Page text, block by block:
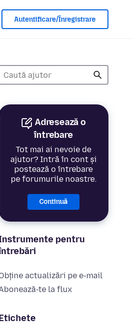
Autentificare/Înregistrare
Adresează o
întrebare
Tot mai ai nevoie de
ajutor? Intră în cont și
postează o întrebare
pe forumurile noastre.
Continuă
pentru
actualizări pe e-mail
te la flux